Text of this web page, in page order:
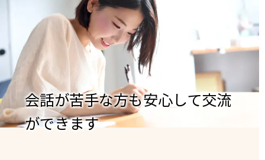
会話が苦手な方も安心して交流
ができます